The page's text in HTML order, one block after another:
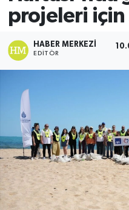
projeleri için
HABER MERKEZI
EDITÖR
Spor